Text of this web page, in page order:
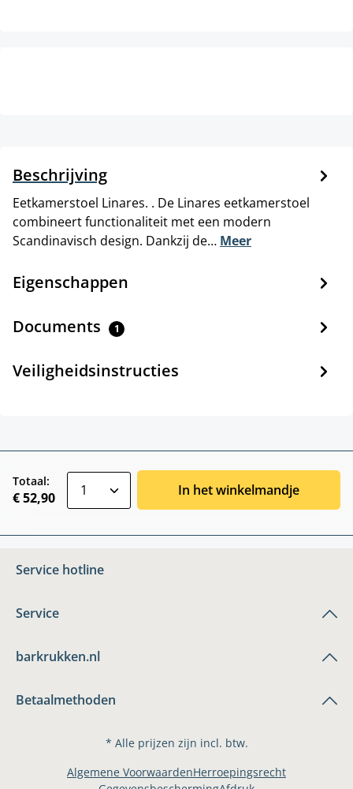
Beschrijving
Eetkamerstoel Linares. . De Linares eetkamerstoel
combineert functionaliteit met een modern
Scandinavisch design. Dankzij de… Meer
Eigenschappen
Documents 1
Veiligheidsinstructies
Totaal:
€ 52,90 In het winkelmandje
Service hotline
Service
barkrukken.nl
Betaalmethoden
* Alle prijzen zijn incl. btw.
Algemene VoorwaardenHerroepingsrecht